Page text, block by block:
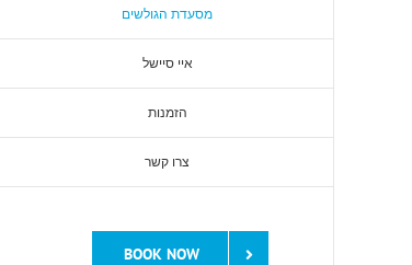
מסעדת הגולשים
איי סיישל
הזמנות
צרו קשר
BOOK NOW